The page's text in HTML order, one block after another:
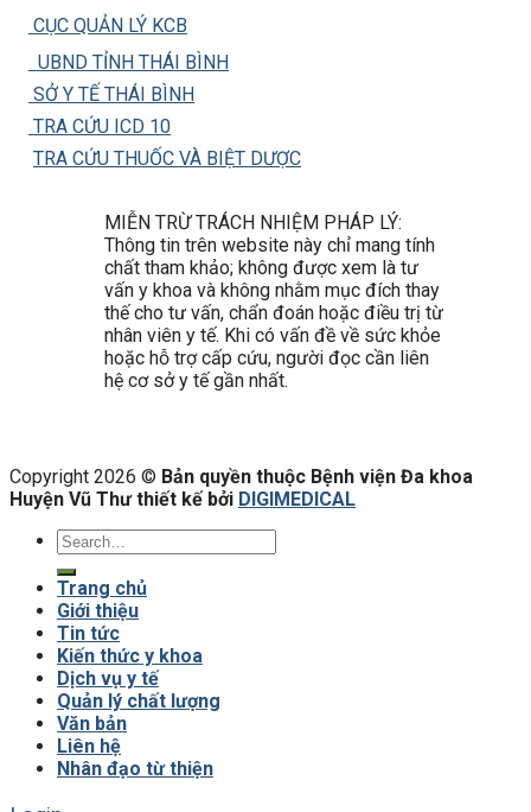
CỤC QUẢN LÝ KCB
UBND TỈNH THÁI BÌNH
SỞ Y TẾ THÁI BÌNH
TRA CỨU ICD 10
TRA CỨU THUỐC VÀ BIỆT DƯỢC
MIỄN TRỪ TRÁCH NHIỆM PHÁP LÝ:
Thông tin trên website này chỉ mang tính
chất tham khảo; không được xem là tư
vấn y khoa và không nhằm mục đích thay
thế cho tư vấn, chẩn đoán hoặc điều trị từ
nhân viên y tế. Khi có vấn đề về sức khỏe
hoặc hỗ trợ cấp cứu, người đọc cần liên
hệ cơ sở y tế gần nhất.
Copyright 2026 © Bản quyền thuộc Bệnh viện Đa khoa
Huyện Vũ Thư thiết kế bởi DIGIMEDICAL
Trang chủ
Giới thiệu
Tin tức
Kiến thức y khoa
Dịch vụ y tế
Quản lý chất lượng
Văn bản
Liên hệ
Nhân đạo từ thiện